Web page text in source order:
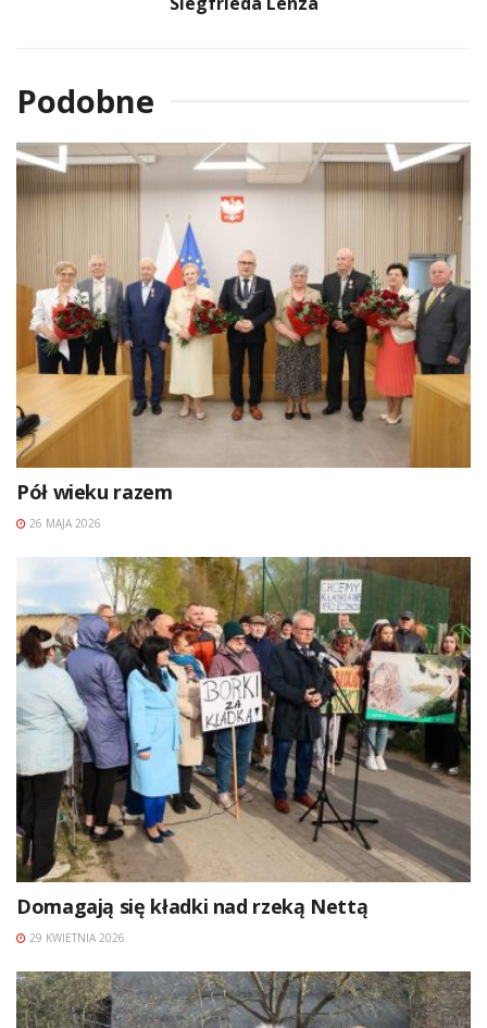
Podobne
Pół wieku razem
26 MAJA 2026
Domagają się kładki nad rzeką Nettą
29 KWIETNIA 2026